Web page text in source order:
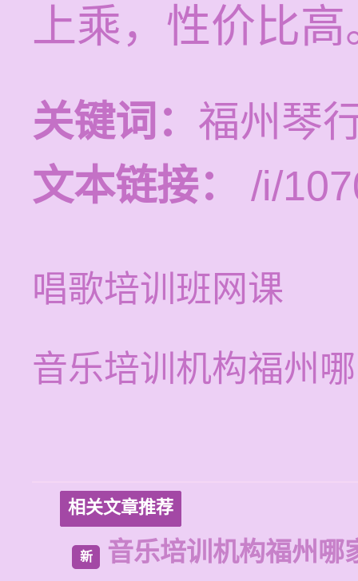
上乘，性价比高
关键词： 福州琴
文本链接：
/i/
唱歌培训班网课
音乐培训机构福州
相关文章推荐
新 音乐培训机构福州哪